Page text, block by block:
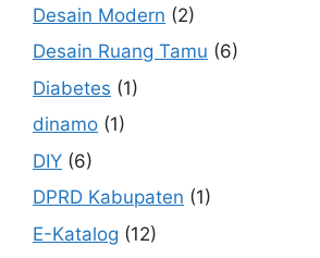
Desain Modern (2)
Desain Ruang Tamu (6)
Diabetes (1)
dinamo (1)
DIY (6)
DPRD Kabupaten (1)
E-Katalog (12)